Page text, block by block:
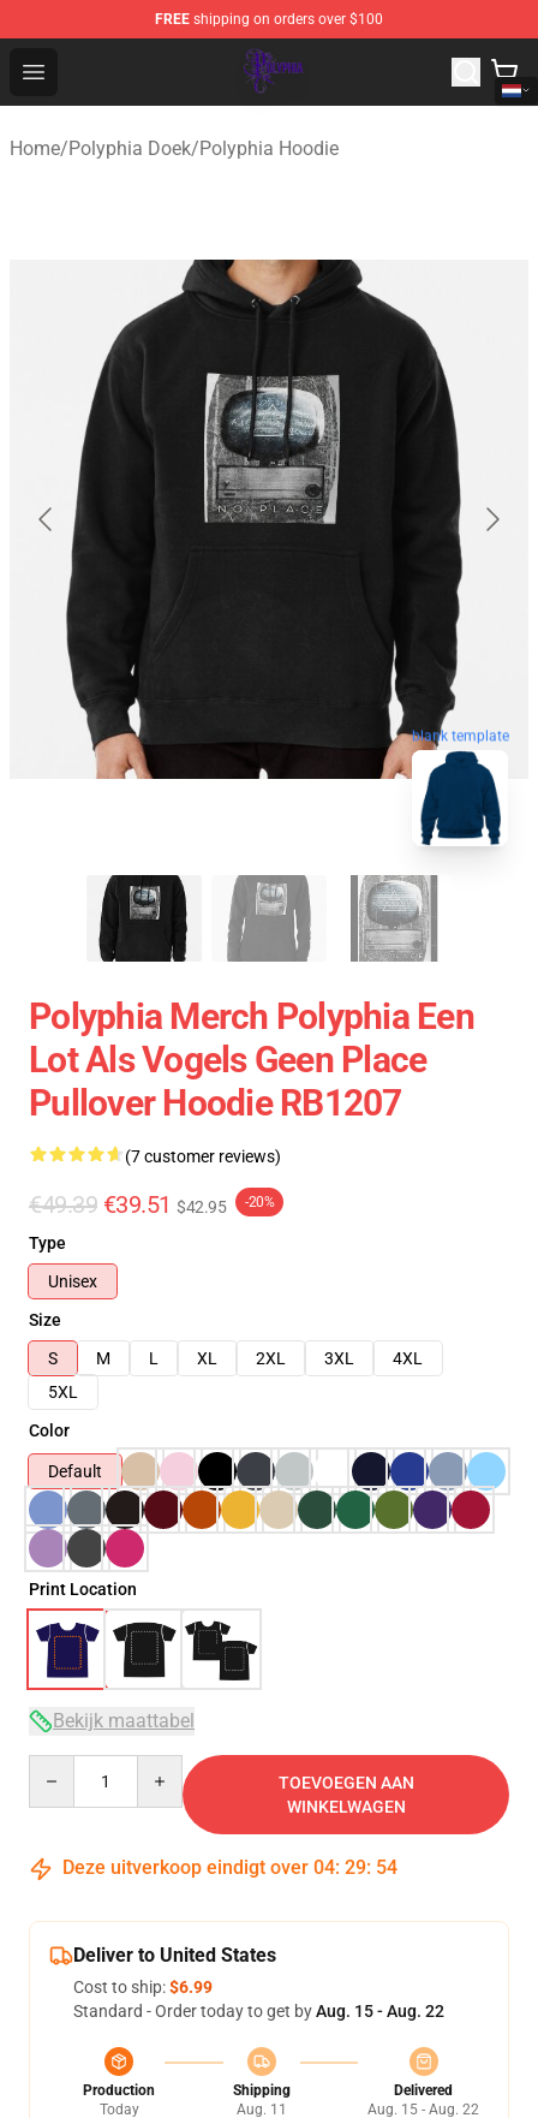
FREE shipping on orders over $100
Open menu
Polyphia Shop - Official Polyphia Merchandise Store
Home/Polyphia Doek/Polyphia Hoodie
blank template
Polyphia Merch Polyphia Een
Lot Als Vogels Geen Place
Pullover Hoodie RB1207
(7 customer reviews)
€49.39 €39.51 $42.95 -20%
Type
Unisex
Size
S
M L XL 2XL 3XL
4XL
5XL
Color
Default
Print Location
Bekijk maattabel
TOEVOEGEN AAN
WINKELWAGEN
Deze uitverkoop eindigt over 04: 29: 54
Deliver to United States
Cost to ship:$6.99
Standard - Order today to get byAug. 15 - Aug. 22
Production
Today
Shipping
Aug. 11
Delivered
Aug. 15 - Aug. 22